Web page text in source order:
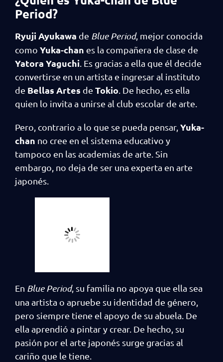
Period?
Ryuji Ayukawa de Blue Period, mejor conocida
como Yuka-chan es la compañera de clase de
Yatora Yaguchi. Es gracias a ella que él decide
convertirse en un artista e ingresar al instituto
de Bellas Artes de Tokio. De hecho, es ella
quien lo invita a unirse al club escolar de arte.
Pero, contrario a lo que se pueda pensar,Yuka-
chan no cree en el sistema educativo y
tampoco en las academias de arte. Sin
embargo, no deja de ser una experta en arte
japonés.
En Blue Period, su familia no apoya que ella sea
una artista o apruebe su identidad de género,
pero siempre tiene el apoyo de su abuela. De
ella aprendió a pintar y crear. De hecho, su
pasión por el arte japonés surge gracias al
cariño que le tiene.